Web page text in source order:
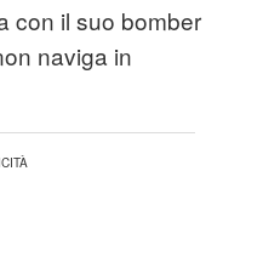
con il suo bomber
naviga in